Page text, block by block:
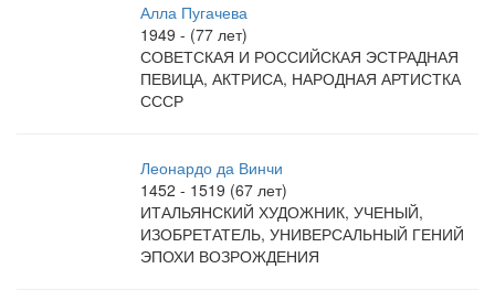
Алла Пугачева
1949 - (77 лет)
СОВЕТСКАЯ И РОССИЙСКАЯ ЭСТРАДНАЯ
ПЕВИЦА, АКТРИСА, НАРОДНАЯ АРТИСТКА
СССР
Леонардо да Винчи
1452 - 1519 (67 лет)
ИТАЛЬЯНСКИЙ ХУДОЖНИК, УЧЕНЫЙ,
ИЗОБРЕТАТЕЛЬ, УНИВЕРСАЛЬНЫЙ ГЕНИЙ
ЭПОХИ ВОЗРОЖДЕНИЯ